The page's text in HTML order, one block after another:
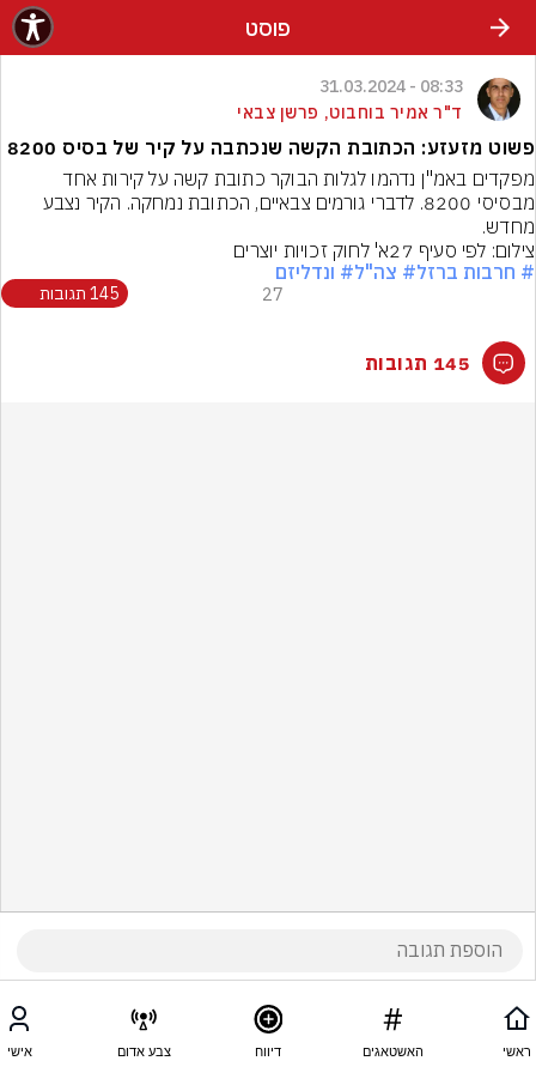
פוסט
08:33 - 31.03.2024
ד"ר אמיר בוחבוט, פרשן צבאי
פשוט מזעזע: הכתובת הקשה שנכתבה על קיר של בסיס 8200
מפקדים באמ"ן נדהמו לגלות הבוקר כתובת קשה על קירות אחד
מחדש.
צילום: לפי סעיף 27א' לחוק זכויות יוצרים
# חרבות ברזל# צה"ל# ונדליזם
27 145 תגובות
145 תגובות
ראשי האשטאגים דיווח צבע אדום אישי